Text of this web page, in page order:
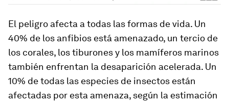
El peligro afecta a todas las formas de vida. Un
40% de los anfibios está amenazado, un tercio de
los corales, los tiburones y los mamíferos marinos
también enfrentan la desaparición acelerada. Un
10% de todas las especies de insectos están
afectadas por esta amenaza, según la estimación